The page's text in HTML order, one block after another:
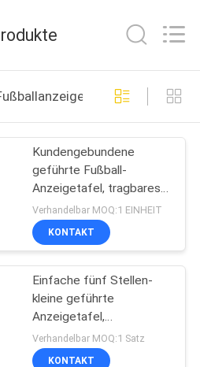
73
67
Kundengebundene
geführte Fußball-
Anzeigetafel, tragbares
elektronisches
Anzeigetafel-Weiß-
Kabinett
Verhandelbar MOQ:1 EINHEIT
KONTAKT
Einfache fünf Stellen-
kleine geführte
Anzeigetafel,
elektronische Fußball-
Sport-Anzeigetafel
Verhandelbar MOQ:1 Satz
KONTAKT